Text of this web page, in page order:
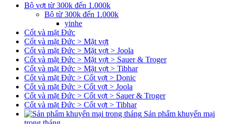
Bộ vợt từ 300k đến 1.000k
Bộ từ 300k đến 1.000k
yinhe
Cốt và mặt Đức
Cốt và mặt Đức > Mặt vợt
Cốt và mặt Đức > Mặt vợt > Joola
Cốt và mặt Đức > Mặt vợt > Sauer & Troger
Cốt và mặt Đức > Mặt vợt > Tibhar
Cốt và mặt Đức > Cốt vợt > Donic
Cốt và mặt Đức > Cốt vợt > Joola
Cốt và mặt Đức > Cốt vợt > Sauer & Troger
Cốt và mặt Đức > Cốt vợt > Tibhar
Sản phẩm khuyến mại